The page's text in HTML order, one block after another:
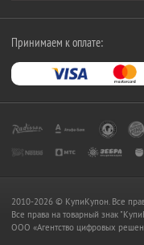
Принимаем к оплате:
2010-2026 © КупиКупон. Все
Все права на товарный знак
OOO «Агентство цифровых